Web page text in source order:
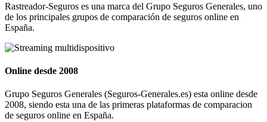
Rastreador-Seguros es una marca del Grupo Seguros Generales, uno
de los principales grupos de comparación de seguros online en
España.
Online desde 2008
Grupo Seguros Generales (Seguros-Generales.es) esta online desde
2008, siendo esta una de las primeras plataformas de comparacion
de seguros online en España.